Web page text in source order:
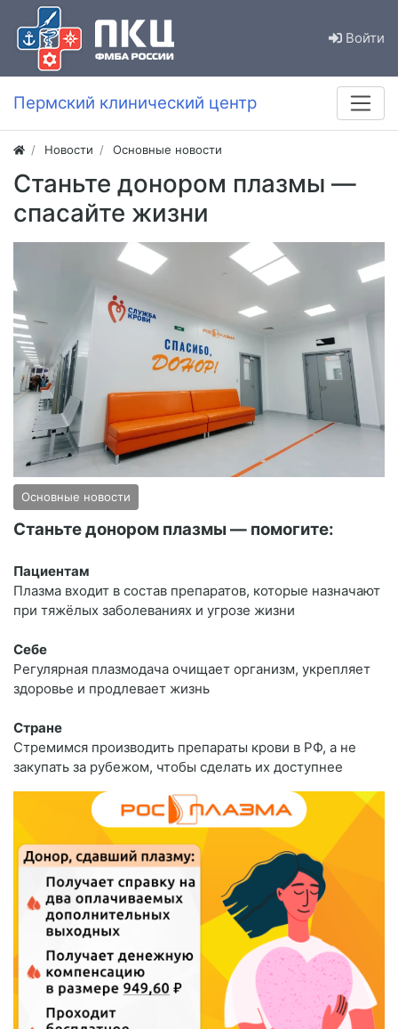
Войти
Пермский клинический центр
Новости Основные новости
Cтаньте донором плазмы —
спасайте жизни
Основные новости
Станьте донором плазмы — помогите:
Пациентам
Плазма входит в состав препаратов, которые назначают
при тяжёлых заболеваниях и угрозе жизни
Себе
Регулярная плазмодача очищает организм, укрепляет
здоровье и продлевает жизнь
Стране
Стремимся производить препараты крови в РФ, а не
закупать за рубежом, чтобы сделать их доступнее